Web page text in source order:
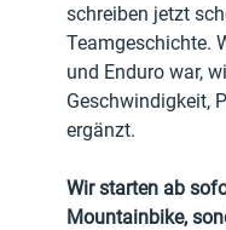
schreiben jetzt
Teamgeschichte.
und Enduro war,
Geschwindigkeit,
ergänzt.
Wir starten ab
Mountainbike,